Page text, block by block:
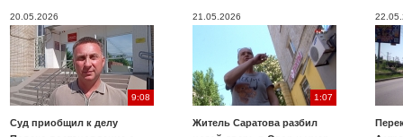
20.05.2026
9:08
Суд приобщил к делу
21.05.2026
1:07
Житель Саратова разбил